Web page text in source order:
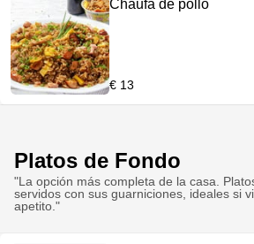
Chaufa de pollo
€ 13
Platos de Fondo
"La opción más completa de la casa.
servidos con sus guarniciones, ideales si
apetito."